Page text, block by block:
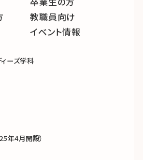
教職員向け
イベント情報
ーズ学科
年4月開設）